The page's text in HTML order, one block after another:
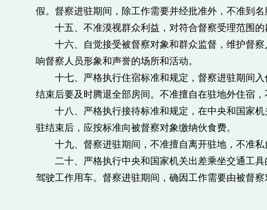
假。督察进驻期间，除工作需要并经批准外，不准到
十五、不准漠视群众利益，对符合督察受理范围的
十六、自觉接受被督察对象和群众监督，维护督察
响督察人员形象和声誉的场所和活动。
十七、严格执行住宿标准和规定，督察进驻期间入
结束后要及时腾退全部房间。不准擅自在驻地外住宿
十八、严格执行接待标准和规定，在中央和国家机
驻结束后，应按标准向被督察对象缴纳伙食费。
十九、督察进驻期间，不准擅自离开驻地，不准私
二十、严格执行中央和国家机关出差乘坐交通工具
驾驶工作用车。督察进驻期间，确因工作需要由被督